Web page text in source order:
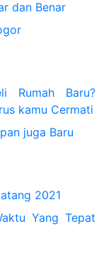
dan Benar
Rumah Baru?
kamu Cermati
juga Baru
2021
Yang Tepat